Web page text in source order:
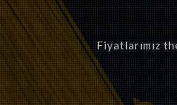
Fiyatlarımız